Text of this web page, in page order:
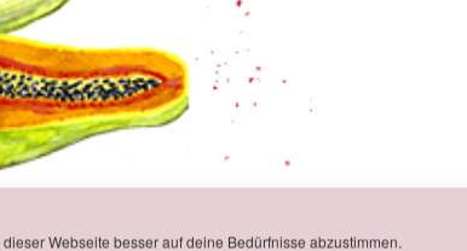
Webseite besser auf deine Bedürfnisse abzustimmen.